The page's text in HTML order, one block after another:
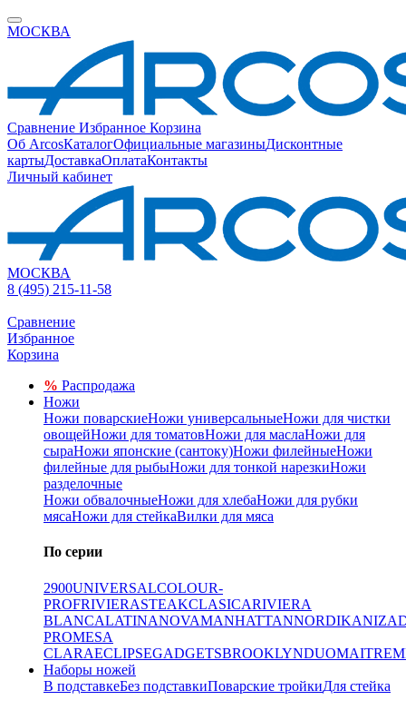
МОСКВА
Сравнение Избранное Корзина
Об ArcosКаталогОфициальные магазиныДисконтные
картыДоставкаОплатаКонтакты
Личный кабинет
МОСКВА
8 (495) 215-11-58
Сравнение
Избранное
Корзина
% Распродажа
Ножи
Ножи поварскиеНожи универсальныеНожи для чистки
овощейНожи для томатовНожи для маслаНожи для
сыраНожи японские (сантоку)Ножи филейныеНожи
филейные для рыбыНожи для тонкой нарезкиНожи
разделочные
Ножи обвалочныеНожи для хлебаНожи для рубки
мясаНожи для стейкаВилки для мяса
По серии
2900UNIVERSALCOLOUR-
PROFRIVIERASTEAKCLASICARIVIERA
BLANCALATINANOVAMANHATTANNORDIKANIZA
PROMESA
CLARAECLIPSEGADGETSBROOKLYNDUOMAITRE
Наборы ножей
В подставкеБез подставкиПоварские тройкиДля стейка